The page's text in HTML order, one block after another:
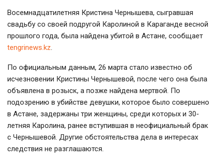
Восемнадцатилетняя Кристина Чернышева, сыгравшая
свадьбу со своей подругой Каролиной в Караганде весной
прошлого года, была найдена убитой в Астане, сообщает
tengrinews.kz.
По официальным данным, 26 марта стало известно об
исчезновении Кристины Чернышевой, после чего она была
объявлена в розыск, а позже найдена мертвой. По
подозрению в убийстве девушки, которое было совершено
в Астане, задержаны три женщины, среди которых и 30-
летняя Каролина, ранее вступившая в неофициальный брак
с Чернышевой. Другие обстоятельства дела в интересах
следствия не разглашаются.